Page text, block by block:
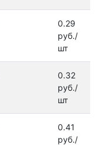
0.29
руб./
шт
0.32
руб./
шт
0.41
руб./